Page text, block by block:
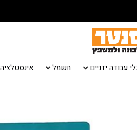
עבודה ידניים חשמל אינסטלציה